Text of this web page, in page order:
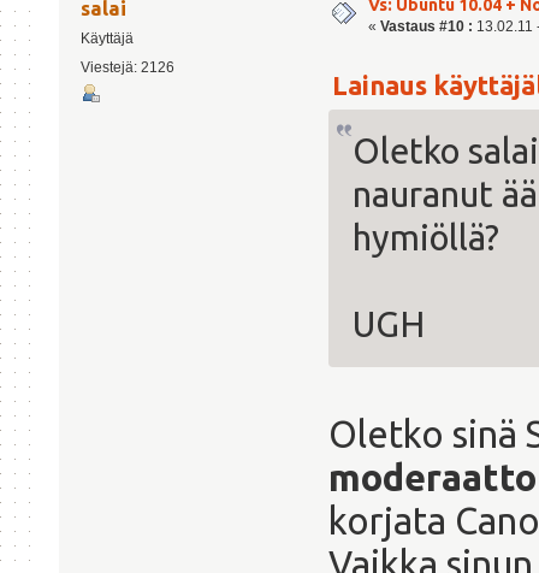
salai
Käyttäjä
Viestejä: 2126
Vs: Ubuntu 10.04 +
« Vastaus #10 : 13.02.11
Lainaus
Oletko
nauranut
hymiöllä?
UGH
Oletko sinä
korjata
Vaikka